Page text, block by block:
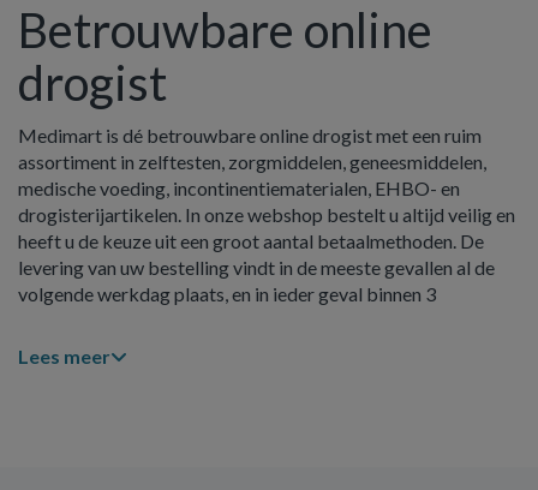
Betrouwbare online
drogist
Medimart is dé betrouwbare online drogist met een ruim
assortiment in zelftesten, zorgmiddelen, geneesmiddelen,
medische voeding, incontinentiematerialen, EHBO- en
drogisterijartikelen. In onze webshop bestelt u altijd veilig en
heeft u de keuze uit een groot aantal betaalmethoden. De
levering van uw bestelling vindt in de meeste gevallen al de
volgende werkdag plaats, en in ieder geval binnen 3
Overzichtelijke webshop
Lees meer